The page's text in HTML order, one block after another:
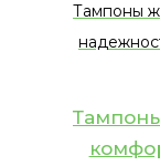
Тампоны